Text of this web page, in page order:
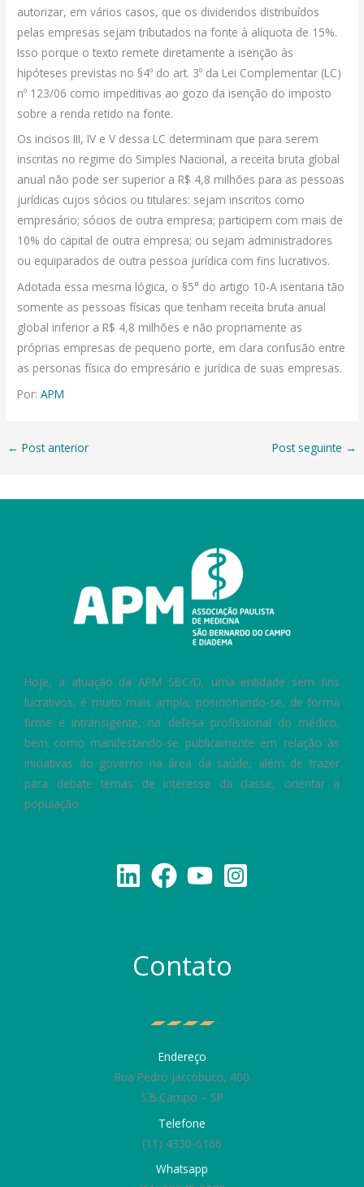
autorizar, em vários casos, que os dividendos distribuídos
pelas empresas sejam tributados na fonte à alíquota de 15%.
Isso porque o texto remete diretamente a isenção às
hipóteses previstas no §4º do art. 3º da Lei Complementar (LC)
nº 123/06 como impeditivas ao gozo da isenção do imposto
sobre a renda retido na fonte.
Os incisos III, IV e V dessa LC determinam que para serem
inscritas no regime do Simples Nacional, a receita bruta global
anual não pode ser superior a R$ 4,8 milhões para as pessoas
jurídicas cujos sócios ou titulares: sejam inscritos como
empresário; sócios de outra empresa; participem com mais de
10% do capital de outra empresa; ou sejam administradores
ou equiparados de outra pessoa jurídica com fins lucrativos.
Adotada essa mesma lógica, o §5° do artigo 10-A isentaria tão
somente as pessoas físicas que tenham receita bruta anual
global inferior a R$ 4,8 milhões e não propriamente as
próprias empresas de pequeno porte, em clara confusão entre
as personas física do empresário e jurídica de suas empresas.
Por:APM
← Post anterior Post seguinte →
Hoje, a atuação da APM SBC/D, uma entidade sem fins
lucrativos, é muito mais ampla, posicionando-se, de forma
firme e intransigente, na defesa profissional do médico,
bem como manifestando-se publicamente em relação às
iniciativas do governo na área da saúde, além de trazer
para debate temas de interesse da classe, orientar a
população.
Contato
Endereço
Rua Pedro Jaccobucci, 400
S.B.Campo – SP
Telefone
(11) 4330-6166
Whatsapp